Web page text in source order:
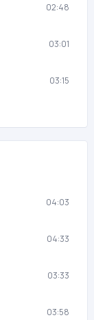
02:48
03:01
03:15
04:03
04:33
03:33
03:58